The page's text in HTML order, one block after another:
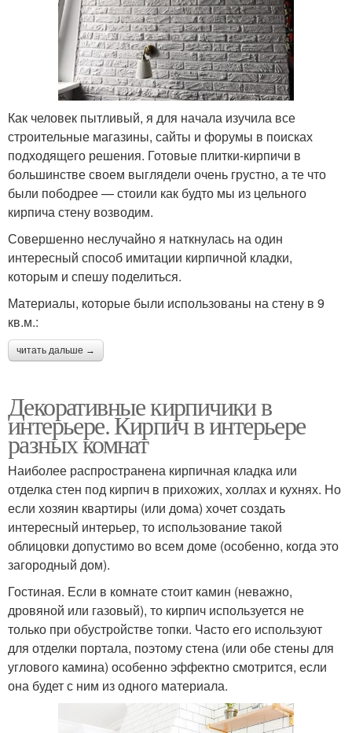
Как человек пытливый, я для начала изучила все
строительные магазины, сайты и форумы в поисках
подходящего решения. Готовые плитки-кирпичи в
большинстве своем выглядели очень грустно, а те что
были пободрее — стоили как будто мы из цельного
кирпича стену возводим.
Совершенно неслучайно я наткнулась на один
интересный способ имитации кирпичной кладки,
которым и спешу поделиться.
Материалы, которые были использованы на стену в 9
кв.м.:
читать дальше →
Декоративные кирпичики в
интерьере. Кирпич в интерьере
разных комнат
Наиболее распространена кирпичная кладка или
отделка стен под кирпич в прихожих, холлах и кухнях. Но
если хозяин квартиры (или дома) хочет создать
интересный интерьер, то использование такой
облицовки допустимо во всем доме (особенно, когда это
загородный дом).
Гостиная. Если в комнате стоит камин (неважно,
дровяной или газовый), то кирпич используется не
только при обустройстве топки. Часто его используют
для отделки портала, поэтому стена (или обе стены для
углового камина) особенно эффектно смотрится, если
она будет с ним из одного материала.